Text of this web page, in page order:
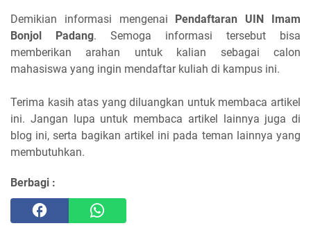
Demikian informasi mengenai Pendaftaran UIN Imam
Bonjol Padang. Semoga informasi tersebut bisa
memberikan arahan untuk kalian sebagai calon
mahasiswa yang ingin mendaftar kuliah di kampus ini.
Terima kasih atas yang diluangkan untuk membaca artikel
ini. Jangan lupa untuk membaca artikel lainnya juga di
blog ini, serta bagikan artikel ini pada teman lainnya yang
membutuhkan.
Berbagi :